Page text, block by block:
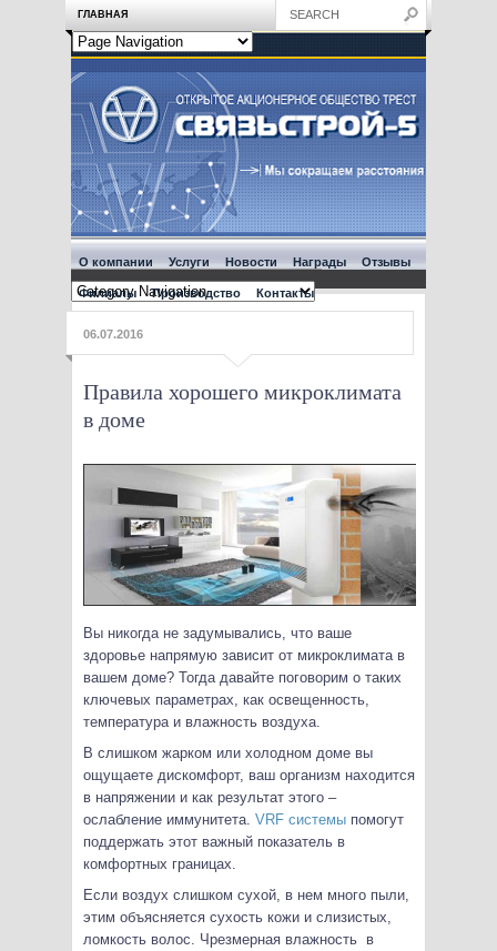
ГЛАВНАЯ
О компании Услуги Новости Награды Отзывы
Филиалы Производство Контакты
06.07.2016
Правила хорошего микроклимата
в доме
Вы никогда не задумывались, что ваше
здоровье напрямую зависит от микроклимата в
вашем доме? Тогда давайте поговорим о таких
ключевых параметрах, как освещенность,
температура и влажность воздуха.
В слишком жарком или холодном доме вы
ощущаете дискомфорт, ваш организм находится
в напряжении и как результат этого –
ослабление иммунитета. VRF системы помогут
поддержать этот важный показатель в
комфортных границах.
Если воздух слишком сухой, в нем много пыли,
этим объясняется сухость кожи и слизистых,
ломкость волос. Чрезмерная влажность в